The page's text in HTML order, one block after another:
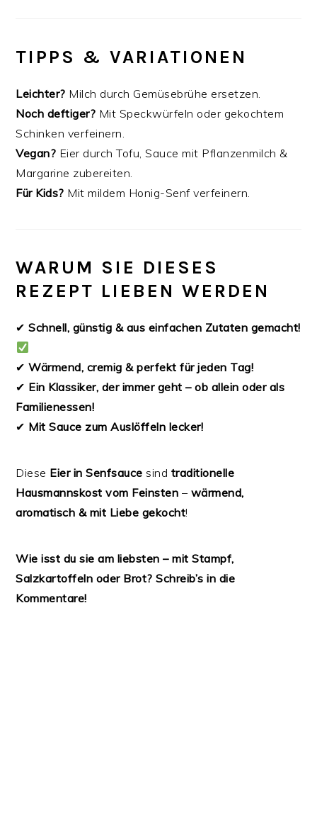
TIPPS & VARIATIONEN
Leichter? Milch durch Gemüsebrühe ersetzen.
Noch deftiger? Mit Speckwürfeln oder gekochtem
Schinken verfeinern.
Vegan? Eier durch Tofu, Sauce mit Pflanzenmilch &
Margarine zubereiten.
Für Kids? Mit mildem Honig-Senf verfeinern.
WARUM SIE DIESES
REZEPT LIEBEN WERDEN
✔Schnell, günstig & aus einfachen Zutaten gemacht!
✔Wärmend, cremig & perfekt für jeden Tag!
✔ Ein Klassiker, der immer geht – ob allein oder als
Familienessen!
✔ Mit Sauce zum Auslöffeln lecker!
Diese Eier in Senfsauce sind traditionelle
Hausmannskost vom Feinsten – wärmend,
aromatisch & mit Liebe gekocht! ️
Wie isst du sie am liebsten – mit Stampf,
Salzkartoffeln oder Brot? Schreib’s in die
Kommentare!